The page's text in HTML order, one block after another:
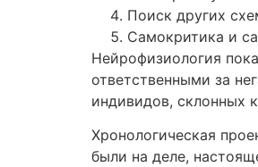
Поиск других
Самокритика и
Нейрофизиология
ответственными за
индивидов, склонных
Хронологическая
были на деле,